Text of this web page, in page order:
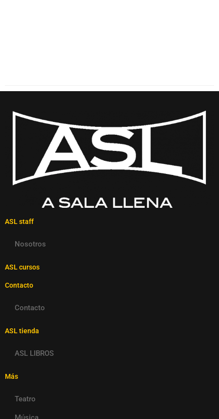
ASL staff
Nosotros
ASL cursos
Contacto
Contacto
ASL tienda
ASL LIBROS
Más
Teatro